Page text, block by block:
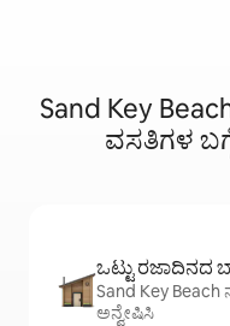
Sand Key
ವಸತಿಗಳ
ಒಟ್ಟು ರಜಾದಿನದ
Sand Key Beach
ಅನ್ವೇಷಿಸಿ